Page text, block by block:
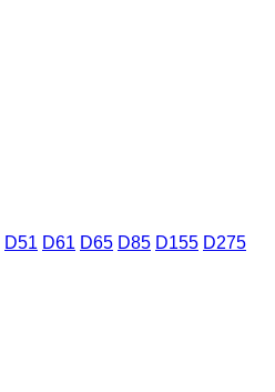
D51 D61 D65 D85 D155 D275